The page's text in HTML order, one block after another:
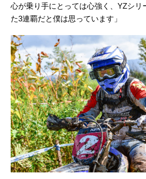
心が乗り手にとっては心強く、YZシリ
た3連覇だと僕は思っています」